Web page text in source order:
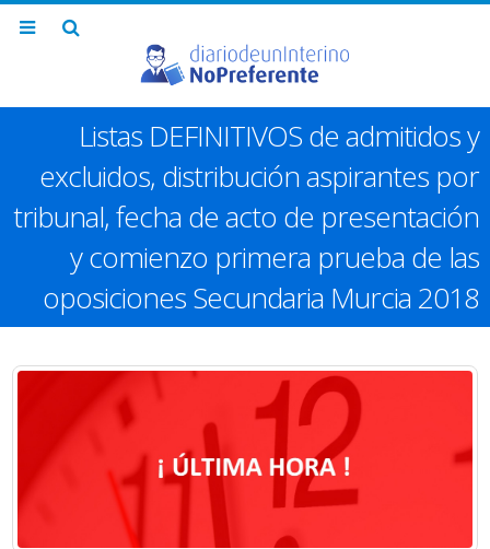
Listas DEFINITIVOS de admitidos y
excluidos, distribución aspirantes por
tribunal, fecha de acto de presentación
y comienzo primera prueba de las
oposiciones Secundaria Murcia 2018